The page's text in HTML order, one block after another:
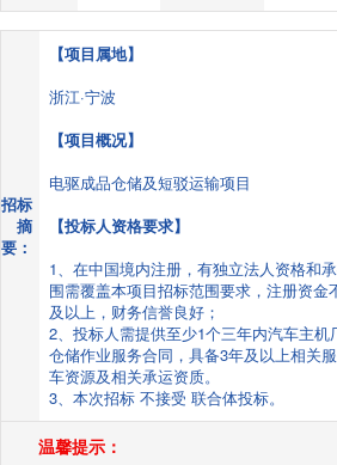
招标
摘
要：
【项目属地】
浙江·宁波
【项目概况】
电驱成品仓储及短驳运输项目
【投标人资格要求】
1、在中国境内注册，有独立法人资格和
围需覆盖本项目招标范围要求，注册资金
及以上，财务信誉良好；
2、投标人需提供至少1个三年内汽车主机
仓储作业服务合同，具备3年及以上相关
车资源及相关承运资质。
3、本次招标 不接受 联合体投标。
温馨提示：